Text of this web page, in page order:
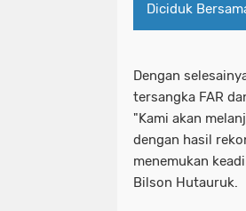
Diciduk
Dengan
tersangka FAR
"Kami akan
dengan hasil
menemukan
Bilson Hutauruk.